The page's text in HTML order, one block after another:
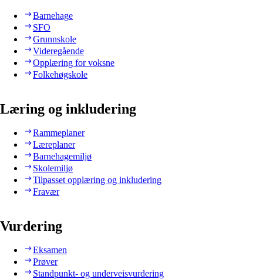
Barnehage
SFO
Grunnskole
Videregående
Opplæring for voksne
Folkehøgskole
Læring og inkludering
Rammeplaner
Læreplaner
Barnehagemiljø
Skolemiljø
Tilpasset opplæring og inkludering
Fravær
Vurdering
Eksamen
Prøver
Standpunkt- og underveisvurdering